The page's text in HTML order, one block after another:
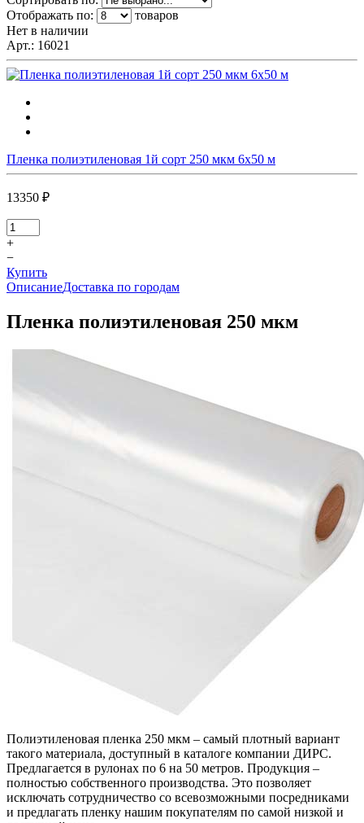
Отображать по:
товаров
Нет в наличии
Арт.: 16021
Пленка полиэтиленовая 1й сорт 250 мкм 6х50 м
13350 ₽
+
−
Купить
ОписаниеДоставка по городам
Пленка полиэтиленовая 250 мкм
Полиэтиленовая пленка 250 мкм – самый плотный вариант
такого материала, доступный в каталоге компании ДИРС.
Предлагается в рулонах по 6 на 50 метров. Продукция –
полностью собственного производства. Это позволяет
исключать сотрудничество со всевозможными посредниками
и предлагать пленку нашим покупателям по самой низкой и